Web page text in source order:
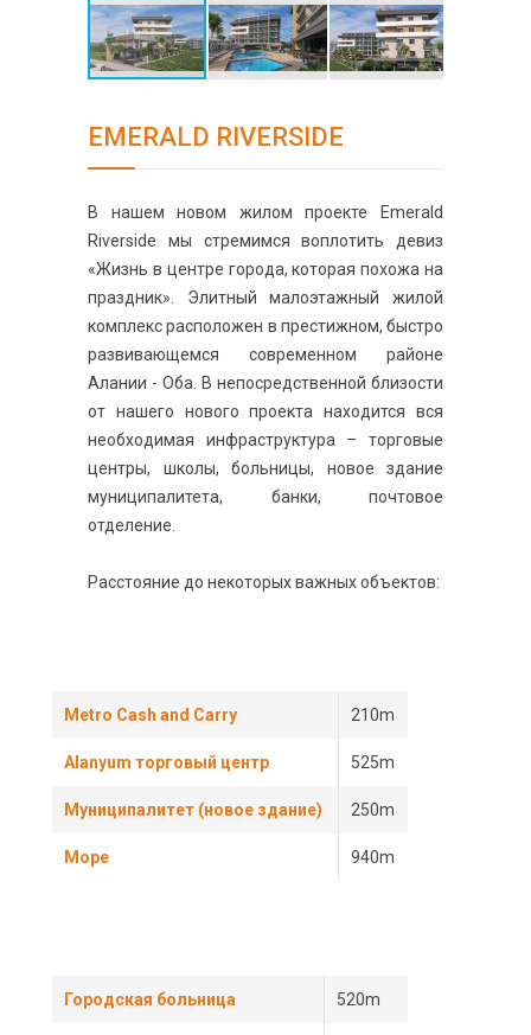
EMERALD RIVERSIDE
В нашем новом жилом проекте Emerald
Riverside мы стремимся воплотить девиз
«Жизнь в центре города, которая похожа на
праздник». Элитный малоэтажный жилой
комплекс расположен в престижном, быстро
развивающемся современном районе
Алании - Оба. В непосредственной близости
от нашего нового проекта находится вся
необходимая инфраструктура – торговые
центры, школы, больницы, новое здание
муниципалитета, банки, почтовое
отделение.
Расстояние до некоторых важных объектов:
Metro Cash and Carry 210m
Alanyum торговый центр 525m
Муниципалитет (новое здание) 250m
Море 940m
Городская больница 520m